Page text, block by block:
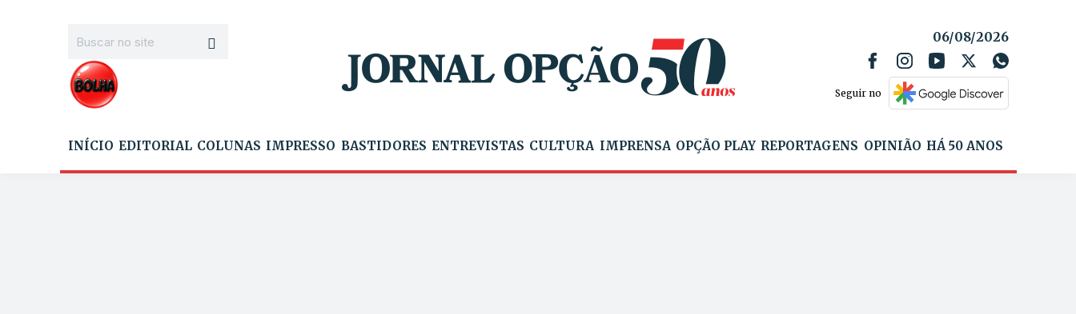
06/08/2026
Seguir no
INÍCIO EDITORIAL COLUNAS IMPRESSO BASTIDORES ENTREVISTAS CULTURA IMPRENSA OPÇÃO PLAY REPORTAGENS OPINIÃO HÁ 50 ANOS